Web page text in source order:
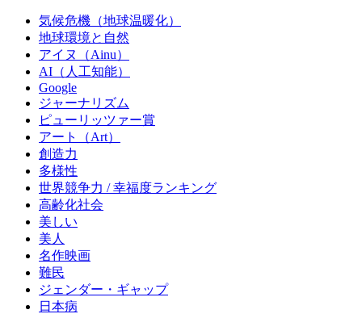
気候危機（地球温暖化）
地球環境と自然
アイヌ（Ainu）
AI（人工知能）
Google
ジャーナリズム
ピューリッツァー賞
アート（Art）
創造力
多様性
世界競争力 / 幸福度ランキング
高齢化社会
美しい
美人
名作映画
難民
ジェンダー・ギャップ
日本病